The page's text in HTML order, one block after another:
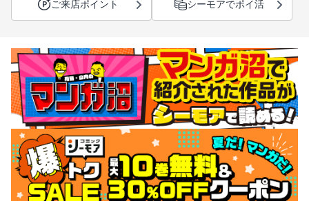
ご来店ポイント シーモアでポイ活